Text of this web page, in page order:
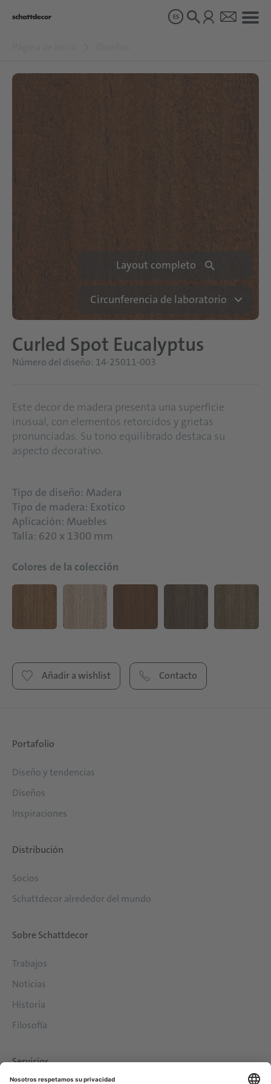
Sostenibilidad
Carrera
ES
Layout completo
Circunferencia de laboratorio
Curled Spot Eucalyptus
Número del diseño: 14-25011-003
Este decor de madera presenta una superficie
inusual, con elementos retorcidos y grietas
pronunciadas. Su tono equilibrado destaca su
aspecto decorativo.
Tipo de diseño: Madera
Tipo de madera: Exotico
Aplicación: Muebles
Talla: 620 x 1300 mm
Colores de la colección
Añadir a wishlist Contacto
Portafolio
Diseño y tendencias
Diseños
Inspiraciones
Distribución
Socios
Schattdecor alrededor del mundo
Sobre Schattdecor
Trabajos
Noticias
Historia
Filosofía
Servicios